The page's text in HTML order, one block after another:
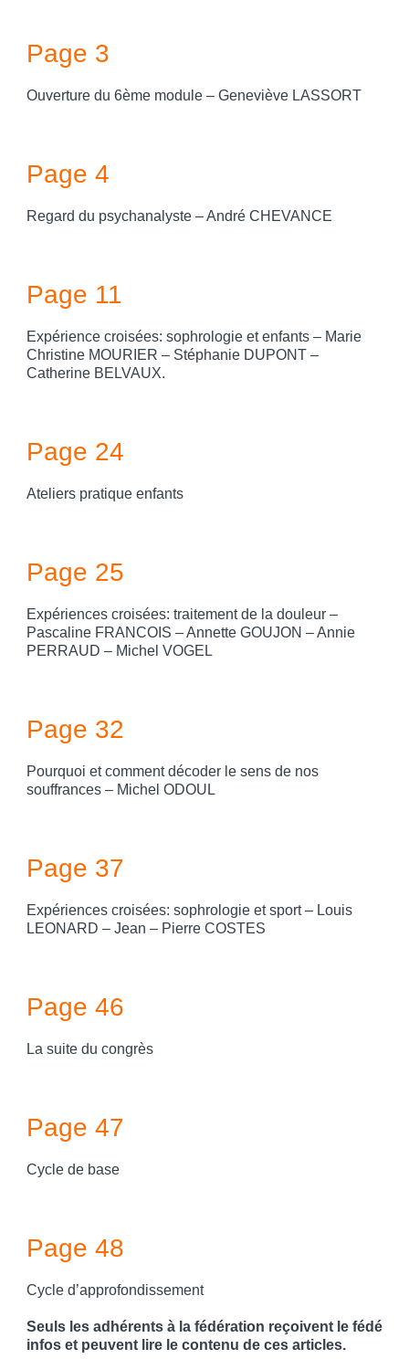
Page 3
Ouverture du 6ème module – Geneviève LASSORT
Page 4
Regard du psychanalyste – André CHEVANCE
Page 11
Expérience croisées: sophrologie et enfants – Marie
Christine MOURIER – Stéphanie DUPONT –
Catherine BELVAUX.
Page 24
Ateliers pratique enfants
Page 25
Expériences croisées: traitement de la douleur –
Pascaline FRANCOIS – Annette GOUJON – Annie
PERRAUD – Michel VOGEL
Page 32
Pourquoi et comment décoder le sens de nos
souffrances – Michel ODOUL
Page 37
Expériences croisées: sophrologie et sport – Louis
LEONARD – Jean – Pierre COSTES
Page 46
La suite du congrès
Page 47
Cycle de base
Page 48
Cycle d’approfondissement
Seuls les adhérents à la fédération reçoivent le fédé
infos et peuvent lire le contenu de ces articles.